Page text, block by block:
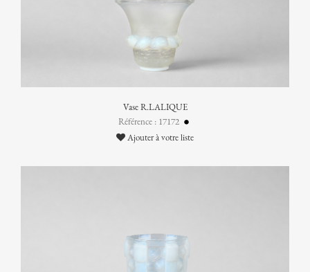
Vase R.LALIQUE
Référence : 17172
Ajouter à votre liste